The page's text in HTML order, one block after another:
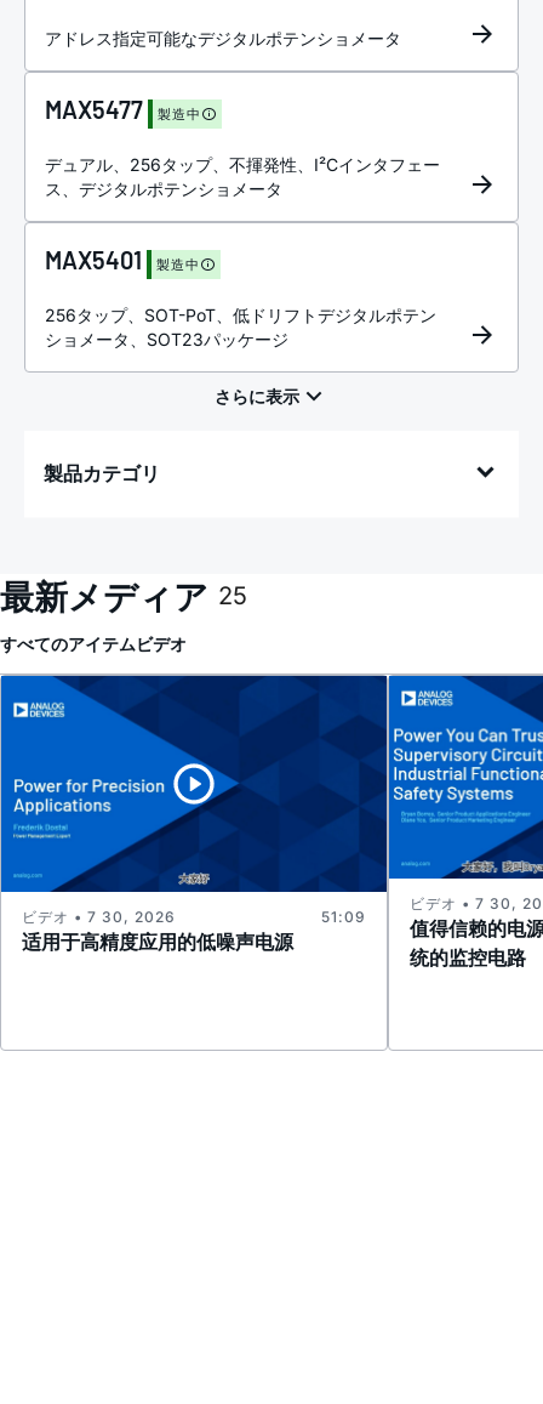
アドレス指定可能なデジタルポテンショメータ
MAX5477 製造中
デュアル、256タップ、不揮発性、I²Cインタフェー
ス、デジタルポテンショメータ
MAX5401 製造中
256タップ、SOT-PoT、低ドリフトデジタルポテン
ショメータ、SOT23パッケージ
製品カテゴリ
最新メディア 25
すべてのアイテムビデオ
适用于高精度应用的低噪声电源
ビデオ • 7 30, 2026 51:09
值得信赖的电
统的监控电路
ビデオ • 7 30,